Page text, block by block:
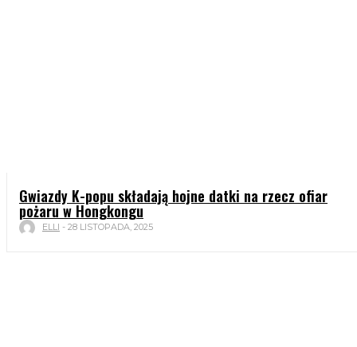
Gwiazdy K-popu składają hojne datki na rzecz ofiar
pożaru w Hongkongu
ELLI - 28 LISTOPADA, 2025